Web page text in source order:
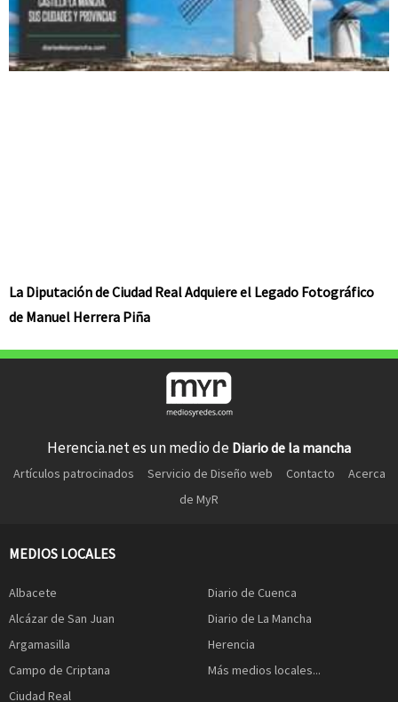
La Diputación de Ciudad Real Adquiere el Legado Fotográfico
de Manuel Herrera Piña
Herencia.net es un medio de Diario de la mancha
Artículos patrocinados Servicio de Diseño web Contacto
Acerca
de MyR
MEDIOS LOCALES
Albacete
Alcázar de San Juan
Argamasilla
Campo de Criptana
Ciudad Real
Diario de Cuenca
Diario de La Mancha
Herencia
Más medios locales...